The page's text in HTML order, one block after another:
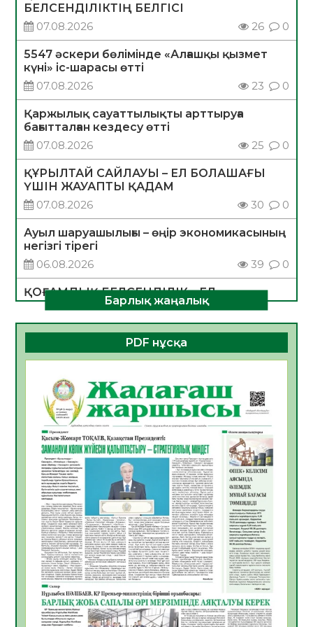
БЕЛСЕНДІЛІКТІҢ БЕЛГІСІ
07.08.2026
26 0
5547 әскери бөлімінде «Алғашқы қызмет
күні» іс-шарасы өтті
07.08.2026
23 0
Қаржылық сауаттылықты арттыруға
бағытталған кездесу өтті
07.08.2026
25 0
ҚҰРЫЛТАЙ САЙЛАУЫ – ЕЛ БОЛАШАҒЫ
ҮШІН ЖАУАПТЫ ҚАДАМ
07.08.2026
30 0
Ауыл шаруашылығы – өңір экономикасының
негізгі тірегі
06.08.2026
39 0
ҚОҒАМДЫҚ БЕЛСЕНДІЛІК – ЕЛ
ДАМУЫНЫҢ НЕГІЗІ
06.08.2026
36 0
ҚҰРЫЛТАЙ САЙЛАУЫ – БОЛАШАҚҚА
06.08.2026
Инфекциялық ауруларға қарсы иммундау
жұмыстарының тиімділігі
06.08.2026
40
Көкжөтел ауруы туралы
06.08.2026
36
АПВ вакцинасы туралы мәлімет
06.08.2026
36
Open Air: Қызылорда облысы полиция
департаменті 20 мыңнан астам
көрерменнің қауіпсіздігін қамтамасыз етті
06.08.2026
48
Барлық жаңалық
PDF нұсқа